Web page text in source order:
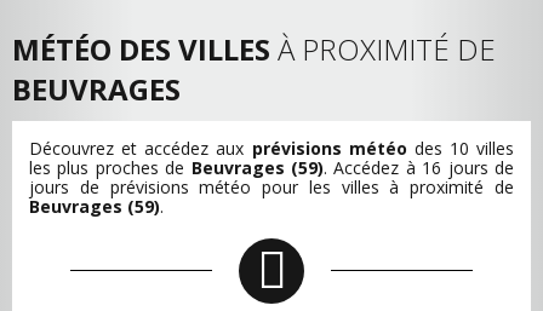
MÉTÉO DES VILLES À PROXIMITÉ DE
BEUVRAGES
Découvrez et accédez aux prévisions météo des 10 villes
les plus proches de Beuvrages (59). Accédez à 16 jours de
jours de prévisions météo pour les villes à proximité de
Beuvrages (59).